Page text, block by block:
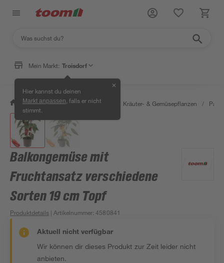
Mein Markt: Troisdorf
Hier kannst du deinen
Markt anpassen , falls er nicht
stimmt.
✕
/ Garten & Freizeit / Pflanzen Kräuter- & Gemüsepflanzen /
Balkongemüse mit
Fruchtansatz verschiedene
Sorten 19 cm Topf
Produktdetails | Artikelnummer:4580841
Aktuell nicht verfügbar
Wir können dir dieses Produkt zur Zeit leider nicht
anbieten.